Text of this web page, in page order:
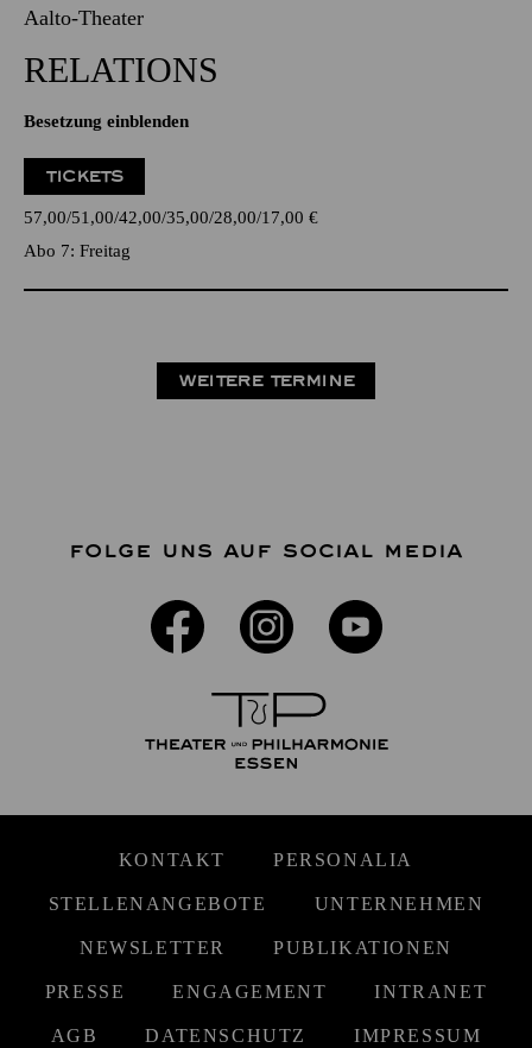
Aalto-Theater
RELATIONS
Besetzung einblenden
TICKETS
57,00 51,00 42,00 35,00 28,00 17,00 €
Abo 7: Freitag
WEITERE TERMINE
FOLGE UNS AUF SOCIAL MEDIA
KONTAKT PERSONALIA
STELLENANGEBOTE UNTERNEHMEN
NEWSLETTER PUBLIKATIONEN
PRESSE ENGAGEMENT INTRANET
AGB DATENSCHUTZ IMPRESSUM